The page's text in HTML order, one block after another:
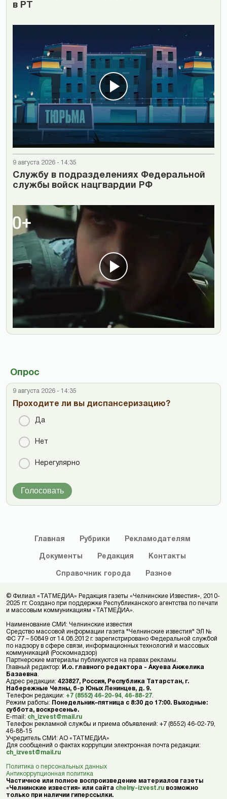
в РТ
9 августа 2026 - 14:35
Cлужбу в подразделениях Федеральной
службы войск нацгвардии РФ
Опрос
9 августа 2026 - 14:35
Проходите ли вы диспансеризацию?
Да
Нет
Нерегулярно
Голосовать
Главная Рубрики Рекламодателям
Документы Редакция Контакты
Справочник города Разное
© Филиал «ТАТМЕДИА» Редакция газеты «Челнинские Известия», 2010-
2025 гг. Создано при поддержке Республиканского агентства по печати
и массовым коммуникациям «ТАТМЕДИА».
Наименование СМИ: Челнинские известия
Средство массовой информации газета "Челнинские известия" ЭЛ №
ФС 77 – 50849 от 14.08.2012 г. зарегистрировано Федеральной службой
по надзору в сфере связи, информационных технологий и массовых
коммуникаций (Роскомнадзор)
Партнерские материалы публикуются на правах рекламы.
Главный редактор: И.о. главного редактора - Акуева Анжелика
Базаевна
Адрес редакции: 423827, Россия, Республика Татарстан, г.
Набережные Челны, б-р Юных Ленинцев, д. 9.
Телефон редакции: +7 (8552) 46-20-94 46-88-27
Режим работы: Понедельник–пятница с 8:30 до 17:00. Выходные:
суббота, воскресенье.
E-mail: ch_izvest@mail.ru
Телефон рекламной службы и приема объявлений: +7 (8552) 46-02-79,
46-88-15
Учредитель СМИ: АО «ТАТМЕДИА»
Для сообщений о фактах коррупции электронная почта редакции:
ch_izvest@mail.ru
Политика о персональных данных
Антикоррупционная политика
Частичное или полное воспроизведение материалов газеты
«Челнинские известия» или сайта chelny-izvest.ru возможно
только при наличии гиперссылки.